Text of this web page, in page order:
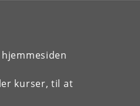
kurser, til at